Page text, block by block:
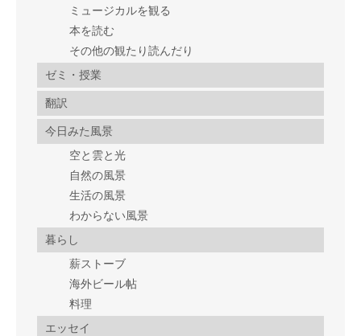
ミュージカルを観る
本を読む
その他の観たり読んだり
ゼミ・授業
翻訳
今日みた風景
空と雲と光
自然の風景
生活の風景
わからない風景
暮らし
薪ストーブ
海外ビール帖
料理
エッセイ